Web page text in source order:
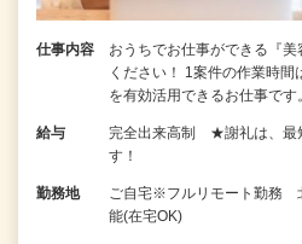
仕事内容
おうちでお仕事ができる『
ください！ 1案件の作業時
を有効活用できるお仕事で
給与
完全出来高制 ★謝礼は、最
す！
勤務地
ご自宅※フルリモート勤務
能(在宅OK)